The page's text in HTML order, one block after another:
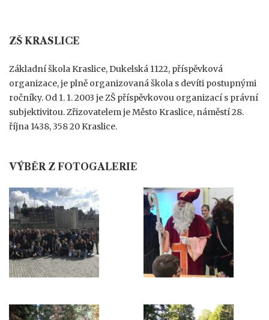
ZŠ KRASLICE
Základní škola Kraslice, Dukelská 1122, příspěvková
organizace, je plně organizovaná škola s devíti postupnými
ročníky. Od 1. 1. 2003 je ZŠ příspěvkovou organizací s právní
subjektivitou. Zřizovatelem je Město Kraslice, náměstí 28.
října 1438, 358 20 Kraslice.
VÝBĚR Z FOTOGALERIE